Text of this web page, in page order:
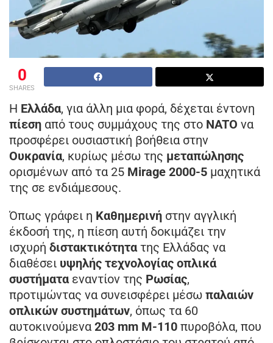
0
SHARES
Η Ελλάδα, για άλλη μια φορά, δέχεται έντονη
πίεση από τους συμμάχους της στο NATO να
προσφέρει ουσιαστική βοήθεια στην
Ουκρανία, κυρίως μέσω της μεταπώλησης
ορισμένων από τα 25 Mirage 2000-5 μαχητικά
της σε ενδιάμεσους.
Όπως γράφει η Καθημερινή στην αγγλική
έκδοσή της, η πίεση αυτή δοκιμάζει την
ισχυρή διστακτικότητα της Ελλάδας να
διαθέσει υψηλής τεχνολογίας οπλικά
συστήματα εναντίον της Ρωσίας,
προτιμώντας να συνεισφέρει μέσω παλαιών
οπλικών συστημάτων, όπως τα 60
αυτοκινούμενα 203 mm M-110 πυροβόλα, που